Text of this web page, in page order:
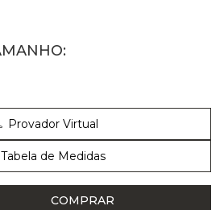
Provador Virtual
Tabela de Medidas
COMPRAR